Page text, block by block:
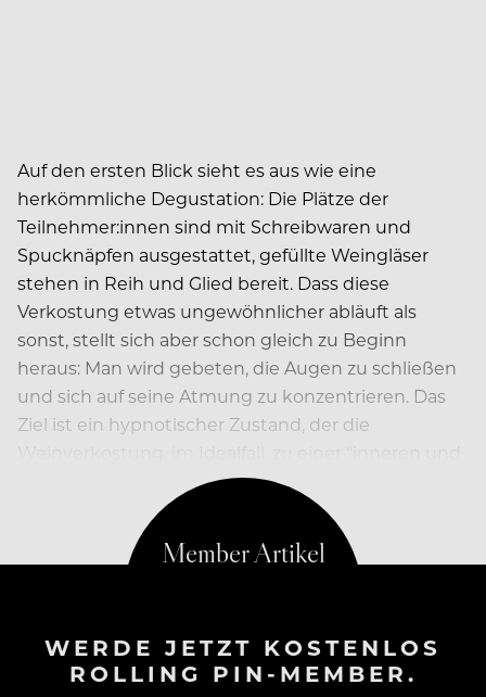
Auf den ersten Blick sieht es aus wie eine
herkömmliche Degustation: Die Plätze der
Teilnehmer:innen sind mit Schreibwaren und
Spucknäpfen ausgestattet, gefüllte Weingläser
stehen in Reih und Glied bereit. Dass diese
Verkostung etwas ungewöhnlicher abläuft als
sonst, stellt sich aber schon gleich zu Beginn
heraus: Man wird gebeten, die Augen zu schließen
und sich auf seine Atmung zu konzentrieren. Das
Ziel ist ein hypnotischer Zustand, der die
sinnlichen Reise” wird.
WERDE JETZT KOSTENLOS
ROLLING PIN-MEMBER.